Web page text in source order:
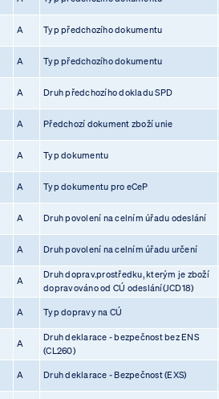
A Typ předchozího dokumentu
A Typ předchozího dokumentu
A Druh předchozího dokladu SPD
A Předchozí dokument zboží unie
A Typ dokumentu
A Typ dokumentu pro eCeP
A Druh povolení na celním úřadu odeslání
A Druh povolení na celním úřadu určení
A
Druh doprav.prostředku, kterým je zboží
dopravováno od CÚ odeslání(JCD18)
A Typ dopravy na CÚ
A
Druh deklarace - bezpečnost bez ENS
(CL260)
A Druh deklarace - Bezpečnost (EXS)